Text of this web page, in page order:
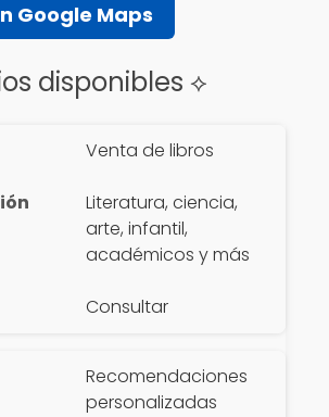
Google Maps
disponibles ⟡
Venta de libros
Literatura, ciencia,
arte, infantil,
académicos y más
Consultar
Recomendaciones
personalizadas